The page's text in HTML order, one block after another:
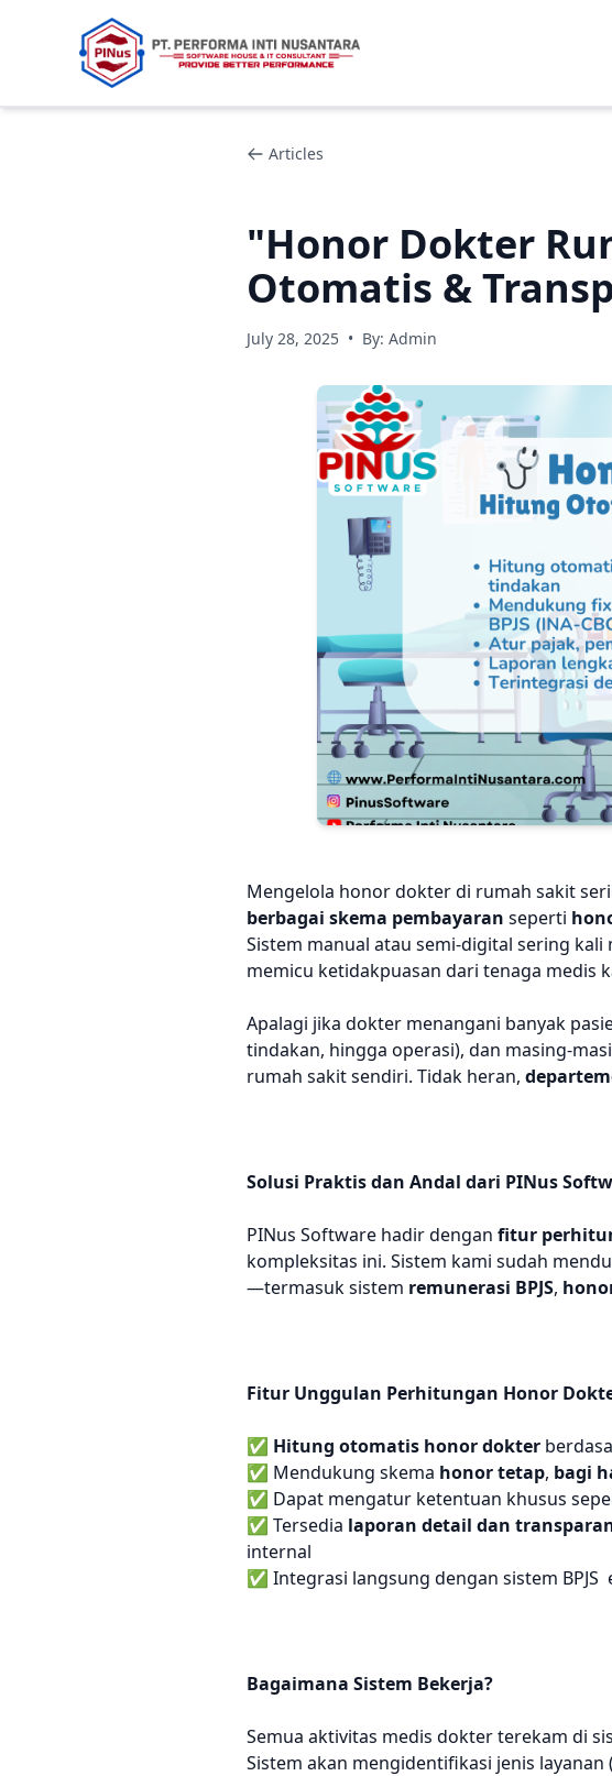
Articles
"Honor Dokter
Otomatis &
July 28, 2025 • By: Admin
Mengelola honor dokter di rumah sakit
berbagai skema pembayaran seperti
Sistem manual atau semi-digital sering
memicu ketidakpuasan dari tenaga medis
Apalagi jika dokter menangani banyak
tindakan, hingga operasi), dan masing-
rumah sakit sendiri. Tidak heran,
Solusi Praktis dan Andal dari PINus
PINus Software hadir dengan fitur
kompleksitas ini. Sistem kami sudah
—termasuk sistem remunerasi BPJS,
Fitur Unggulan Perhitungan Honor
✅ Hitung otomatis honor dokter
✅ Mendukung skema honor tetap, bagi
✅ Dapat mengatur ketentuan khusus
✅ Tersedia laporan detail dan
internal
✅ Integrasi langsung dengan sistem
Bagaimana Sistem Bekerja?
Semua aktivitas medis dokter terekam di
Sistem akan mengidentifikasi jenis